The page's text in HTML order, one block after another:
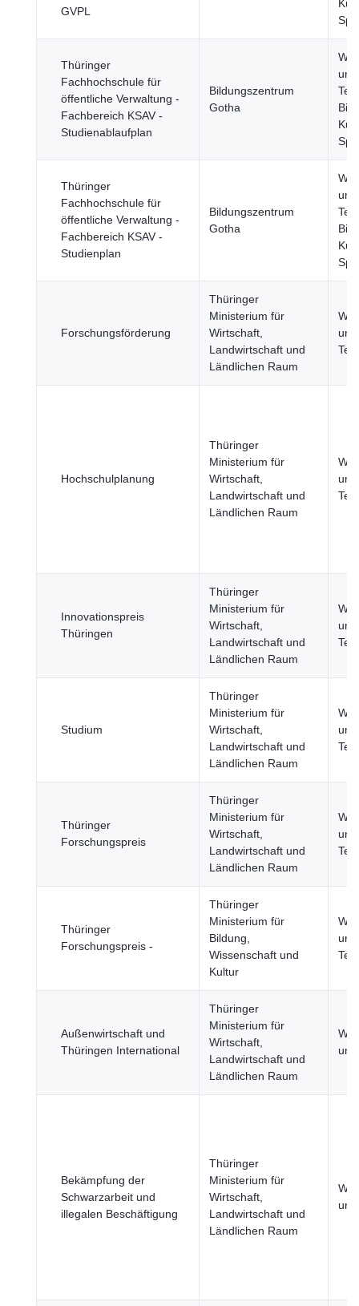
GVPL
Thüringer
Fachhochschule für
öffentliche Verwaltung -
Fachbereich KSAV -
Studienablaufplan
Bildungszentrum
Gotha
und
Thüringer
Fachhochschule für
öffentliche Verwaltung -
Fachbereich KSAV -
Studienplan
Bildungszentrum
Gotha
und
Forschungsförderung
Thüringer
Ministerium für
Wirtschaft,
Landwirtschaft und
Ländlichen Raum
und
Hochschulplanung
Thüringer
Ministerium für
Wirtschaft,
Landwirtschaft und
Ländlichen Raum
und
Innovationspreis
Thüringen
Thüringer
Ministerium für
Wirtschaft,
Landwirtschaft und
Ländlichen Raum
und
Studium
Thüringer
Ministerium für
Wirtschaft,
Landwirtschaft und
Ländlichen Raum
und
Thüringer
Forschungspreis
Thüringer
Ministerium für
Wirtschaft,
Landwirtschaft und
Ländlichen Raum
und
Thüringer
Forschungspreis -
Thüringer
Ministerium für
Bildung,
Wissenschaft und
Kultur
und
Außenwirtschaft und
Thüringen International
Thüringer
Ministerium für
Wirtschaft,
Landwirtschaft und
Ländlichen Raum
Bekämpfung der
Schwarzarbeit und
illegalen Beschäftigung
Thüringer
Ministerium für
Wirtschaft,
Landwirtschaft und
Ländlichen Raum